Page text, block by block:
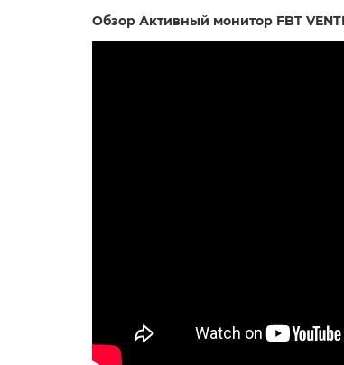
Обзор Активный монитор FBT